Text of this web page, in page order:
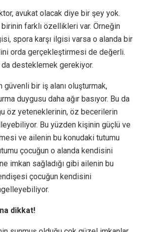
avukat olacak diye bir şey yok.
farklı özellikleri var. Örneğin
spora karşı ilgisi varsa o alanda bir
orda gerçekleştirmesi de değerli.
da desteklemek gerekiyor.
güvenli bir iş alanı oluşturmak,
duygusu daha ağır basıyor. Bu da
öz yeteneklerinin, öz becerilerin
Bu yüzden kişinin güçlü ve
ve ailenin bu konudaki tutumu
çocuğun o alanda kendisini
imkan sağladığı gibi ailenin bu
çocuğun kendisini
dikkat!